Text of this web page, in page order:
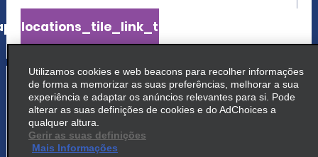
5 Praia Grande
common_national_long_name
Avenida Ayrton Senna Da Silva, 1511
Praia Grande 11726 000
Utilizamos cookies e web beacons para recolher informações
de forma a memorizar as suas preferências, melhorar a sua
experiência e adaptar os anúncios relevantes para si. Pode
alterar as suas definições de cookies e do AdChoices a
qualquer altura.
Gerir as suas definições
Mais Informações